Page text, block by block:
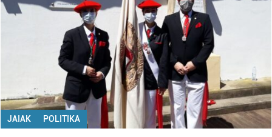
JAIAK POLITIKA